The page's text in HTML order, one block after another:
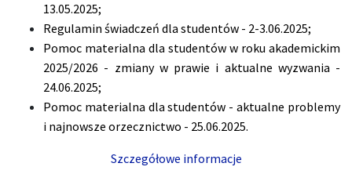
13.05.2025;
Regulamin świadczeń dla studentów - 2-3.06.2025;
Pomoc materialna dla studentów w roku akademickim
2025/2026 - zmiany w prawie i aktualne wyzwania -
24.06.2025;
Pomoc materialna dla studentów - aktualne problemy
i najnowsze orzecznictwo - 25.06.2025.
Szczegółowe informacje